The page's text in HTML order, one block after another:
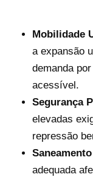
Mobilidade
a expansão
demanda
acessível.
Segurança
elevadas
repressão
adequada